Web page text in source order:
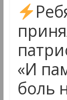
«И
боль